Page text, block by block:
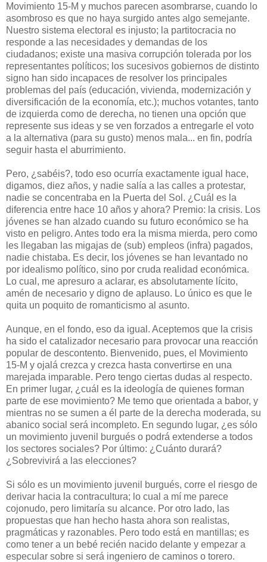
Movimiento 15-M y muchos parecen asombrarse, cuando lo
asombroso es que no haya surgido antes algo semejante.
Nuestro sistema electoral es injusto; la partitocracia no
responde a las necesidades y demandas de los
ciudadanos; existe una masiva corrupción tolerada por los
representantes políticos; los sucesivos gobiernos de distinto
signo han sido incapaces de resolver los principales
problemas del país (educación, vivienda, modernización y
diversificación de la economía, etc.); muchos votantes, tanto
de izquierda como de derecha, no tienen una opción que
represente sus ideas y se ven forzados a entregarle el voto
a la alternativa (para su gusto) menos mala... en fin, podría
seguir hasta el aburrimiento.
Pero, ¿sabéis?, todo eso ocurría exactamente igual hace,
digamos, diez años, y nadie salía a las calles a protestar,
nadie se concentraba en la Puerta del Sol. ¿Cuál es la
diferencia entre hace 10 años y ahora? Premio: la crisis. Los
jóvenes se han alzado cuando su futuro económico se ha
visto en peligro. Antes todo era la misma mierda, pero como
les llegaban las migajas de (sub) empleos (infra) pagados,
nadie chistaba. Es decir, los jóvenes se han levantado no
por idealismo político, sino por cruda realidad económica.
Lo cual, me apresuro a aclarar, es absolutamente lícito,
amén de necesario y digno de aplauso. Lo único es que le
quita un poquito de romanticismo al asunto.
Aunque, en el fondo, eso da igual. Aceptemos que la crisis
ha sido el catalizador necesario para provocar una reacción
popular de descontento. Bienvenido, pues, el Movimiento
15-M y ojalá crezca y crezca hasta convertirse en una
marejada imparable. Pero tengo ciertas dudas al respecto.
En primer lugar, ¿cuál es la ideología de quienes forman
parte de ese movimiento? Me temo que orientada a babor, y
mientras no se sumen a él parte de la derecha moderada, su
abanico social será incompleto. En segundo lugar, ¿es sólo
un movimiento juvenil burgués o podrá extenderse a todos
los sectores sociales? Por último: ¿Cuánto durará?
¿Sobrevivirá a las elecciones?
Si sólo es un movimiento juvenil burgués, corre el riesgo de
derivar hacia la contracultura; lo cual a mí me parece
cojonudo, pero limitaría su alcance. Por otro lado, las
propuestas que han hecho hasta ahora son realistas,
pragmáticas y razonables. Pero todo está en mantillas; es
como tener a un bebé recién nacido delante y empezar a
especular sobre si será ingeniero de caminos o torero.